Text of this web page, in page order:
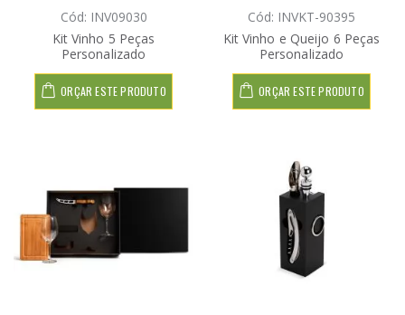
Cód: INV09030
Kit Vinho 5 Peças
Personalizado
ORÇAR ESTE PRODUTO
Cód: INVKT-90395
Kit Vinho e Queijo 6 Peças
Personalizado
ORÇAR ESTE PRODUTO